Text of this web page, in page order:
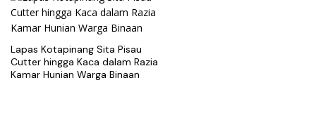
Lapas Kotapinang Sita Pisau
Cutter hingga Kaca dalam Razia
Kamar Hunian Warga Binaan